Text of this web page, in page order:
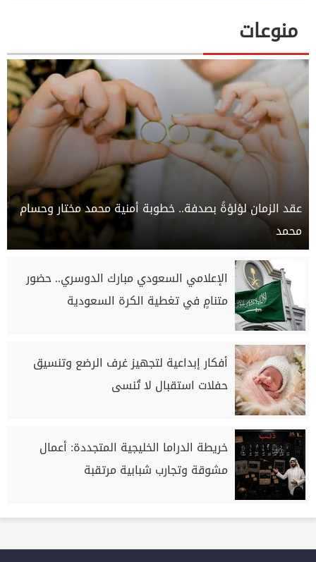
منوعات
عقد الزمان لؤلؤةً بصدفة.. خطوبة أمنية محمد مختار وحسام
محمد
الإعلامي السعودي مبارك الدوسري.. حضور
متنامٍ في تغطية الكرة السعودية
أفكار إبداعية لتجهيز غرف الرضع وتنسيق
حفلات استقبال لا تُنسى
خريطة الدراما الخليجية المتجددة: أعمال
مشوقة وتجارب شبابية مرتقبة